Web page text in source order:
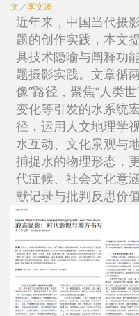
文／李文涛
近年来，中国当代摄
题的创作实践，本文
具技术隐喻与阐释功
题摄影实践。文章循
像”路径，聚焦“人类
变化等引发的水系统
径，运用人文地理学
水互动、文化景观与
捕捉水的物理形态，
代症候、社会文化意
献记录与批判反思价